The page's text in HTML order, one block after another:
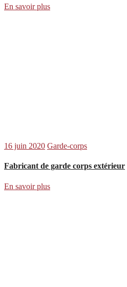
En savoir plus
16 juin 2020 Garde-corps
Fabricant de garde corps extérieur
En savoir plus